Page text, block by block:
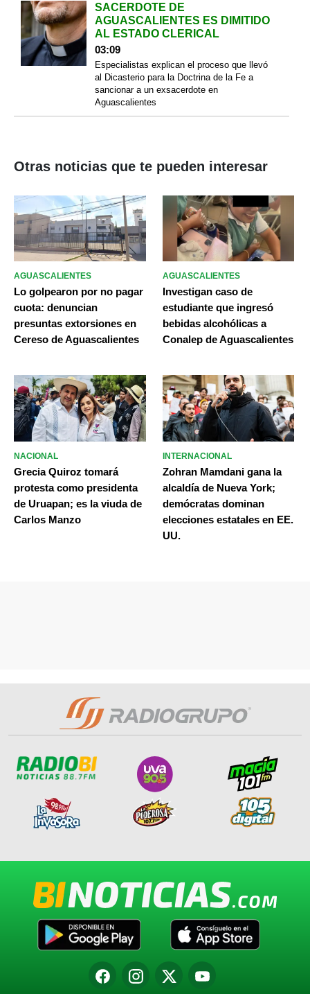
SACERDOTE DE
AGUASCALIENTES ES DIMITIDO
AL ESTADO CLERICAL
03:09
Especialistas explican el proceso que llevó
al Dicasterio para la Doctrina de la Fe a
sancionar a un exsacerdote en
Aguascalientes
Otras noticias que te pueden interesar
AGUASCALIENTES
Lo golpearon por no pagar
cuota: denuncian
presuntas extorsiones en
Cereso de Aguascalientes
AGUASCALIENTES
Investigan caso de
estudiante que ingresó
bebidas alcohólicas a
Conalep de Aguascalientes
NACIONAL
Grecia Quiroz tomará
protesta como presidenta
de Uruapan; es la viuda de
Carlos Manzo
INTERNACIONAL
Zohran Mamdani gana la
alcaldía de Nueva York;
demócratas dominan
elecciones estatales en EE.
UU.